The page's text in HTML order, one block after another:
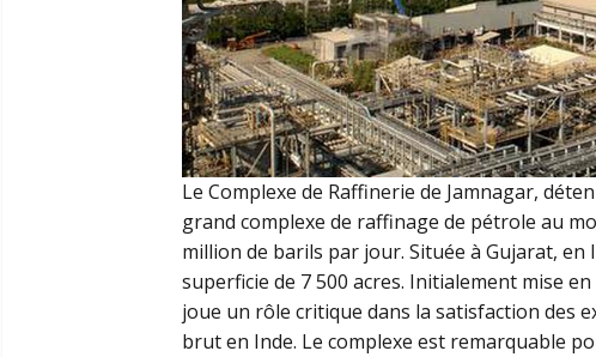
Le Complexe de Raffinerie de Jamnagar,
grand complexe de raffinage de pétrole au
million de barils par jour. Située à Gujarat,
superficie de 7 500 acres. Initialement mise
joue un rôle critique dans la satisfaction des
brut en Inde. Le complexe est remarquable